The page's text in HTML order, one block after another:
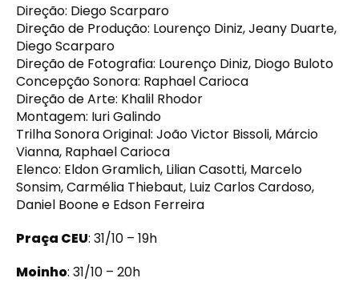
Direção: Diego Scarparo
Direção de Produção: Lourenço Diniz, Jeany Duarte,
Diego Scarparo
Direção de Fotografia: Lourenço Diniz, Diogo Buloto
Concepção Sonora: Raphael Carioca
Direção de Arte: Khalil Rhodor
Montagem: Iuri Galindo
Trilha Sonora Original: João Victor Bissoli, Márcio
Vianna, Raphael Carioca
Elenco: Eldon Gramlich, Lilian Casotti, Marcelo
Sonsim, Carmélia Thiebaut, Luiz Carlos Cardoso,
Daniel Boone e Edson Ferreira
Praça CEU: 31/10 – 19h
Moinho: 31/10 – 20h